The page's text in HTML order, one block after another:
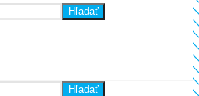
Hľadať
Hľadať